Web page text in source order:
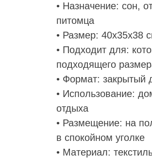
• Назначение: сон,
питомца
• Размер: 40х35х38
• Подходит для:
подходящего
• Формат: закрытый
• Использование:
отдыха
• Размещение: на
в спокойном уголке
• Материал: